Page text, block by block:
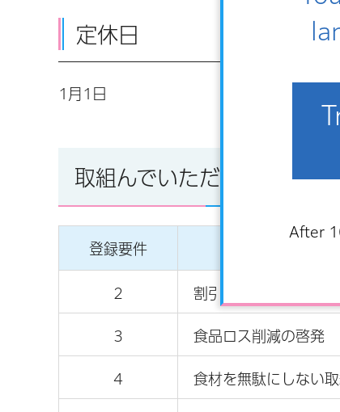
After
定休日
1月1日
取組んでいただいてる内容
登録要件
2 割引販売による賞味
3 食品ロス削減の啓発
4 食材を無駄にしない取